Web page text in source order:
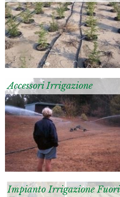
Accessori Irrigazione
Impianto Irrigazione Fuori